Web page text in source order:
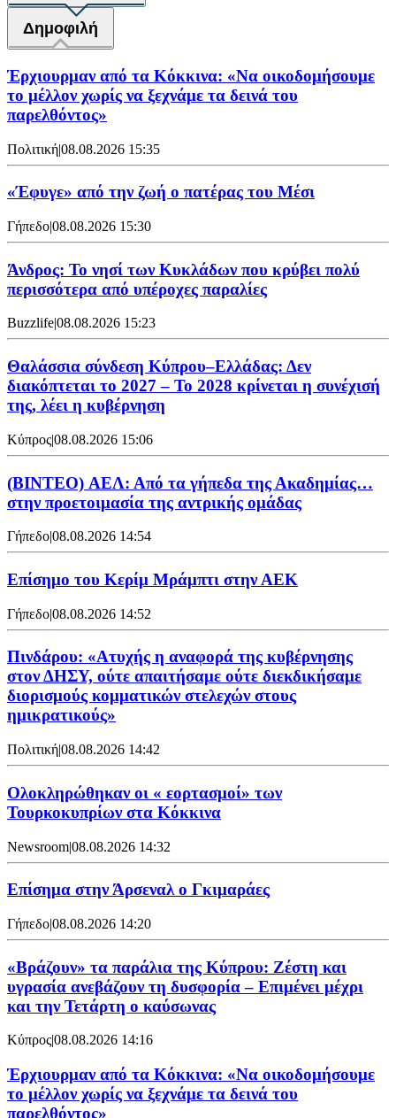
Δημοφιλή
Έρχιουρμαν από τα Κόκκινα: «Να οικοδομήσουμε
το μέλλον χωρίς να ξεχνάμε τα δεινά του
παρελθόντος»
Πολιτική|08.08.2026 15:35
«Έφυγε» από την ζωή ο πατέρας του Μέσι
Γήπεδο|08.08.2026 15:30
Άνδρος: Το νησί των Κυκλάδων που κρύβει πολύ
περισσότερα από υπέροχες παραλίες
Buzzlife|08.08.2026 15:23
Θαλάσσια σύνδεση Κύπρου–Ελλάδας: Δεν
διακόπτεται το 2027 – Το 2028 κρίνεται η συνέχισή
της, λέει η κυβέρνηση
Κύπρος|08.08.2026 15:06
(BINTEO) ΑΕΛ: Από τα γήπεδα της Ακαδημίας…
στην προετοιμασία της αντρικής ομάδας
Γήπεδο|08.08.2026 14:54
Επίσημο του Κερίμ Μράμπτι στην ΑΕK
Γήπεδο|08.08.2026 14:52
Πινδάρου: «Ατυχής η αναφορά της κυβέρνησης
στον ΔΗΣΥ, ούτε απαιτήσαμε ούτε διεκδικήσαμε
διορισμούς κομματικών στελεχών στους
ημικρατικούς»
Πολιτική|08.08.2026 14:42
Ολοκληρώθηκαν οι « εορτασμοί» των
Τουρκοκυπρίων στα Κόκκινα
Newsroom|08.08.2026 14:32
Επίσημα στην Άρσεναλ ο Γκιμαράες
Γήπεδο|08.08.2026 14:20
«Βράζουν» τα παράλια της Κύπρου: Ζέστη και
υγρασία ανεβάζουν τη δυσφορία – Επιμένει μέχρι
και την Τετάρτη ο καύσωνας
Κύπρος|08.08.2026 14:16
Έρχιουρμαν από τα Κόκκινα: «Να οικοδομήσουμε
το μέλλον χωρίς να ξεχνάμε τα δεινά του
παρελθόντος»